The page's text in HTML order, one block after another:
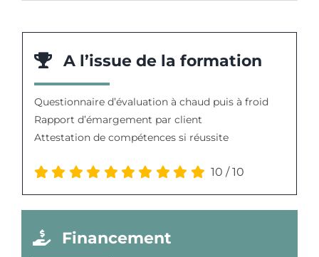
A l’issue de la formation
Questionnaire d’évaluation à chaud puis à froid
Rapport d’émargement par client
Attestation de compétences si réussite
10 /10
Financement